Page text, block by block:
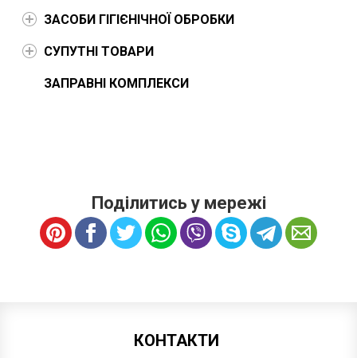
ЗАСОБИ ГІГІЄНІЧНОЇ ОБРОБКИ
СУПУТНІ ТОВАРИ
ЗАПРАВНІ КОМПЛЕКСИ
Поділитись у мережі
КОНТАКТИ